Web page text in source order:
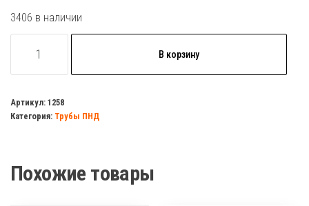
3406 в наличии
товара
для
теплого
16*2
В корзину
Артикул: 1258
Категория: Трубы ПНД
Похожие товары